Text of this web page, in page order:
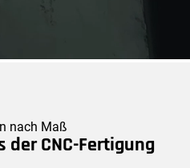
nach Maß
der CNC-Fertigung